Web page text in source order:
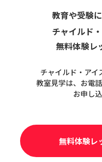
教育や受験
チャイルド
無料体験レ
チャイルド・アイ
教室見学は、お電
お申し
無料体験レ